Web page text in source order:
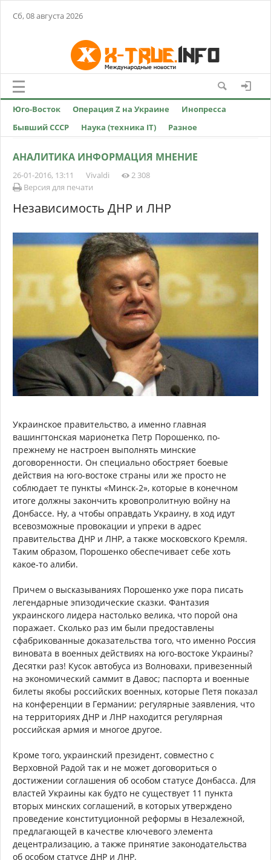
Сб, 08 августа 2026
Юго-Восток Операция Z на Украине
Инопресса
Бывший СССР
Наука (техника IT) Разное
АНАЛИТИКА ИНФОРМАЦИЯ МНЕНИЕ
26-01-2016, 13:11 Vivaldi
2 308
Версия для печати
Независимость ДНР и ЛНР
Украинское правительство, а именно главная
вашингтонская марионетка Петр Порошенко, по-
прежнему не настроен выполнять минские
договоренности. Он специально обостряет боевые
действия на юго-востоке страны или же просто не
соблюдает те пункты «Минск-2», которые в конечном
итоге должны закончить кровопролитную войну на
Донбассе. Ну, а чтобы оправдать Украину, в ход идут
всевозможные провокации и упреки в адрес
правительства ДНР и ЛНР, а также московского Кремля.
Таким образом, Порошенко обеспечивает себе хоть
какое-то алиби.
Причем о высказываниях Порошенко уже пора писать
легендарные эпизодические сказки. Фантазия
украинского лидера настолько велика, что порой она
поражает. Сколько раз им были предоставлены
сфабрикованные доказательства того, что именно Россия
виновата в военных действиях на юго-востоке Украины?
Десятки раз! Кусок автобуса из Волновахи, привезенный
на экономический саммит в Давос; паспорта и военные
билеты якобы российских военных, которые Петя показал
на конференции в Германии; регулярные заявления, что
на территориях ДНР и ЛНР находится регулярная
российская армия и многое другое.
Кроме того, украинский президент, совместно с
Верховной Радой так и не может договориться о
достижении соглашения об особом статусе Донбасса. Для
властей Украины как будто не существует 11 пункта
вторых минских соглашений, в которых утверждено
проведение конституционной реформы в Незалежной,
предлагающей в качестве ключевого элемента
децентрализацию, а также принятие законодательства
об особом статусе ДНР и ЛНР.